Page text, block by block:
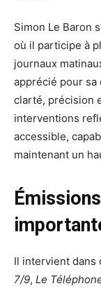
Simon Le Baron
où il participe à
journaux
apprécié pour sa
clarté, précision
interventions
accessible,
maintenant un
Il intervient dans
7/9, Le